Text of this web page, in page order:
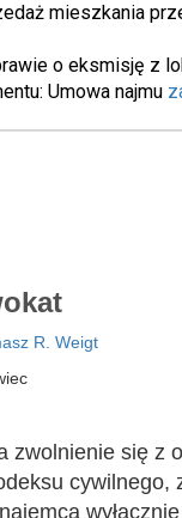
mieszkania
o eksmisję z
Umowa najmu
R. Weigt
zwolnienie się z
cywilnego,